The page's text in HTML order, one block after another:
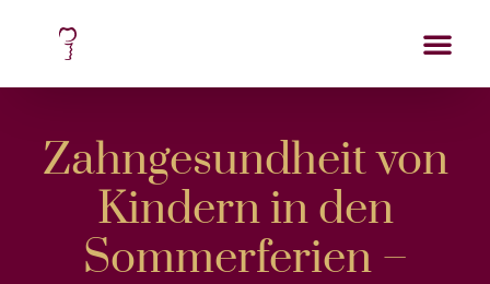
Zahngesundheit von
Kindern in den
Sommerferien –